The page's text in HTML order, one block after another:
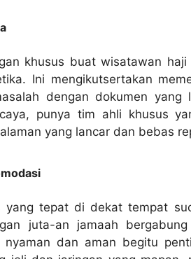
khusus buat wisatawan
Ini mengikutsertakan
dengan dokumen yang
punya tim ahli khusus
yang lancar dan bebas
yang tepat di dekat tempat
juta-an jamaah
nyaman dan aman begitu